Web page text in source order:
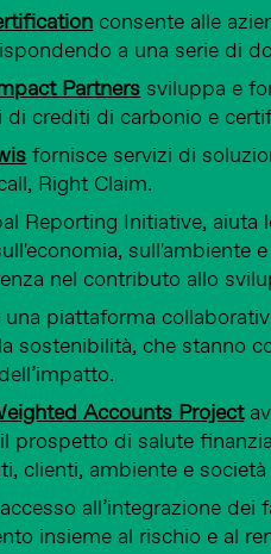
consente alle
a una serie di
Partners sviluppa e
di crediti di carbonio e
fornisce servizi di
Right Claim.
Reporting Initiative, aiuta
sull'ambiente
nel contributo allo
una piattaforma
sostenibilità, che stanno
Accounts Project
prospetto di salute
clienti, ambiente e società
all’integrazione dei
insieme al rischio e al